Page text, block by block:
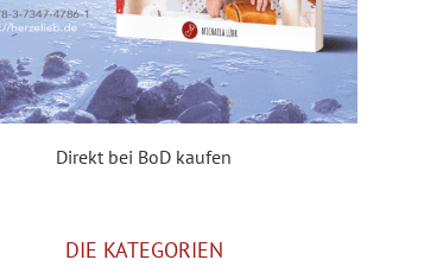
Direkt bei BoD kaufen
DIE KATEGORIEN